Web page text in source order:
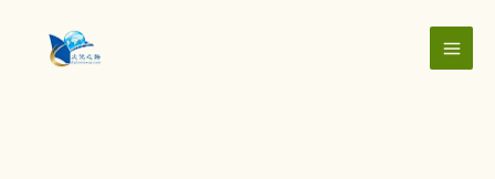
content